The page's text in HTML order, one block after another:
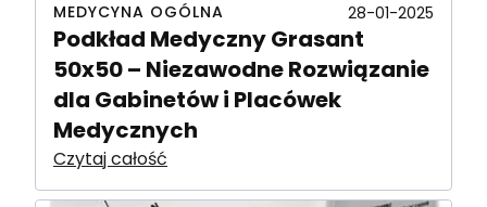
MEDYCYNA OGÓLNA 28-01-2025
Podkład Medyczny Grasant
50x50 – Niezawodne Rozwiązanie
dla Gabinetów i Placówek
Medycznych
Czytaj całość